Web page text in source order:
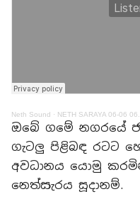
Neth Sound · NETH SARAYA 06-06
ඔබේ ගමේ නගරයේ
ගැටලු පිළිබඳ රටට
අවධානය යොමු
නෙත්සැරය සූදානම්.